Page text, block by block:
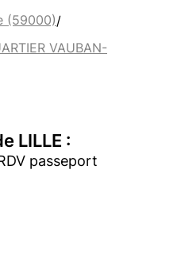
(59000)/
VAUBAN-
LILLE :
passeport